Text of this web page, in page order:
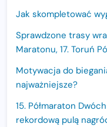
Jak skompletować
Sprawdzone trasy
Maratonu, 17. Toruń
Motywacja do
najważniejsze?
15. Półmaraton
rekordową pulą